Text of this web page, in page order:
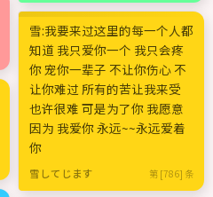
雪:我要来过这里的每一个人都
知道 我只爱你一个 我只会疼
你 宠你一辈子 不让你伤心 不
让你难过 所有的苦让我来受
也许很难 可是为了你 我愿意
因为 我爱你 永远~~永远爱着
你
雪してじます 第 [786] 条